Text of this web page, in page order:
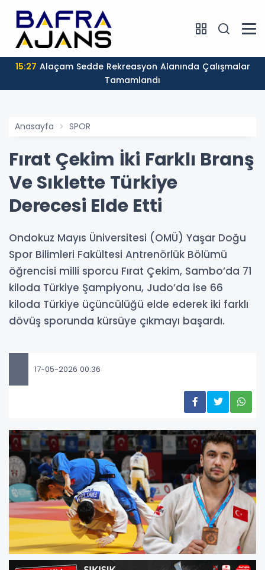
15:27
Tamamlandı
Anasayfa SPOR
Fırat Çekim İki Farklı Branş
Ve Sıklette Türkiye
Derecesi Elde Etti
Ondokuz Mayıs Üniversitesi (OMÜ) Yaşar Doğu
Spor Bilimleri Fakültesi Antrenörlük Bölümü
öğrencisi milli sporcu Fırat Çekim, Sambo’da 71
kiloda Türkiye Şampiyonu, Judo’da ise 66
kiloda Türkiye üçüncülüğü elde ederek iki farklı
dövüş sporunda kürsüye çıkmayı başardı.
17-05-2026 00:36